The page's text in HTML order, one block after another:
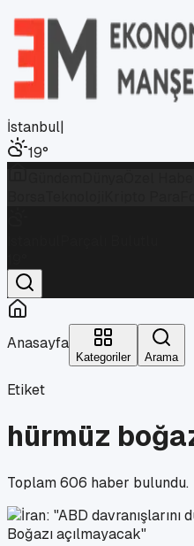
İstanbul|
19°
Anasayfa
Kategoriler Arama
Etiket
hürmüz
Toplam606 haber bulundu.